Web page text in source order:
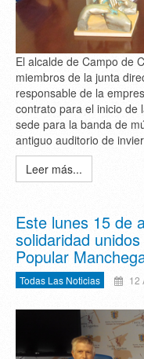
El alcalde de Campo de
miembros de la junta
responsable de la
contrato para el inicio de
sede para la banda de
antiguo auditorio de
Leer más...
Este lunes 15 de
solidaridad
Popular
Todas Las Noticias 12